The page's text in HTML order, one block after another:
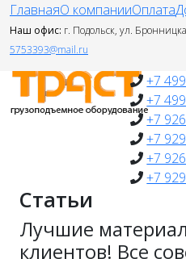
ГлавнаяО компанииОплата
Наш офис: г. Подольск, ул.
5753393@mail.ru
+7
+7
+7
+7
+7
+7
Статьи
Лучшие
клиентов! Все